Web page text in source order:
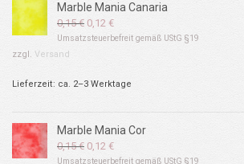
Marble Mania Canaria
0,15€ Ursprünglicher
Preis
0,12 €Aktueller
Preis
Umsatzsteuerbefreit gemäß UStG §19
zzgl. Versand
Lieferzeit: ca. 2–3 Werktage
Marble Mania Cor
0,15€ Ursprünglicher
Preis
0,12 €Aktueller
Preis
Umsatzsteuerbefreit gemäß UStG §19